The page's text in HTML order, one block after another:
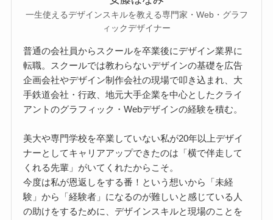
一生使えるデザインスキルを教える専門家・Web・グラフ
ィックデザイナー
普通の会社員からスクールを卒業後にデザイン業界に
転職。スクールでは教わらないデザインの基礎を広告
企画会社やデザイン制作会社の現場で叩き込まれ、大
手鉄道会社・行政、地元大手企業を中心としたクライ
アントのグラフィック・Webデザインの経験を積む。
美大や専門学校を卒業していない私が20年以上デザイ
ナーとしてキャリアアップできたのは「横で伴走して
くれる先輩」がいてくれたからこそ。
今度は私が恩返しをする番！という想いから「未経
験」から「経験者」になるのが難しいと感じている人
の助けをするために、デザインスキルと現場のことを